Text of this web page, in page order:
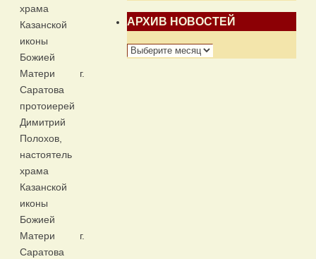
храма
Казанской
иконы
Божией
Матери г.
Саратова
протоиерей
Димитрий
Полохов,
настоятель
храма
Казанской
иконы
Божией
Матери г.
Саратова
АРХИВ НОВОСТЕЙ
АРХИВ